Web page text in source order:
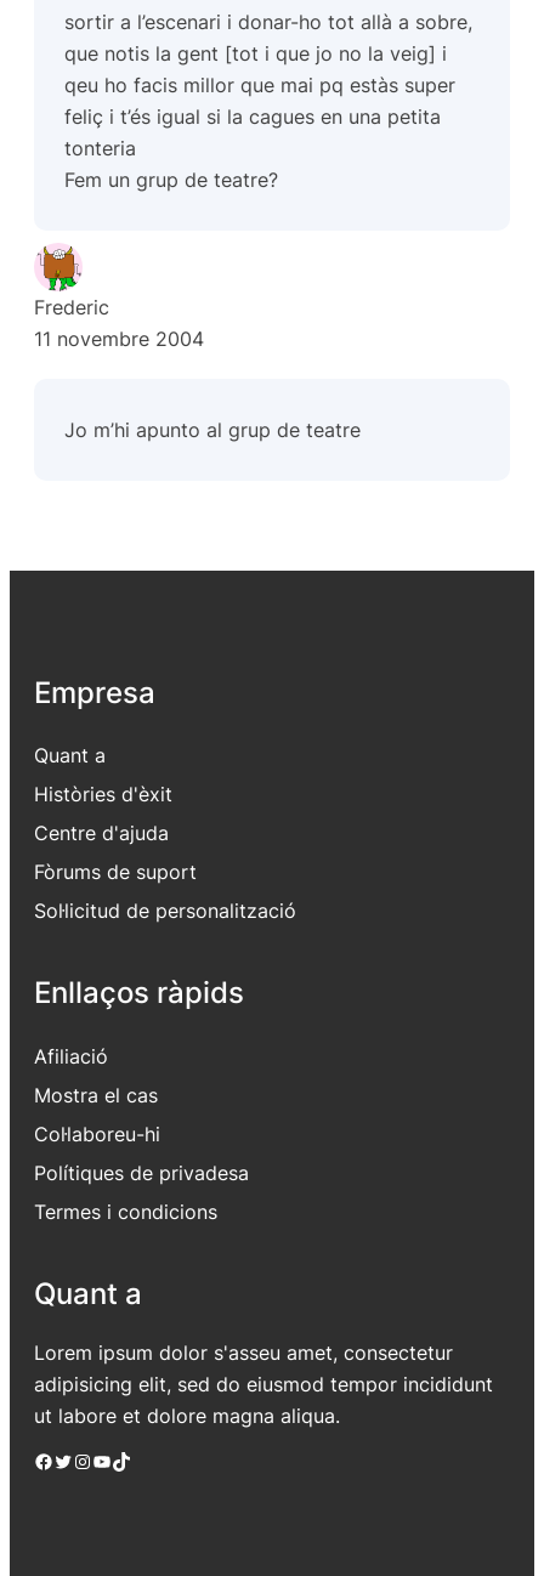
sortir a l’escenari i donar-ho tot allà a sobre,
que notis la gent [tot i que jo no la veig] i
qeu ho facis millor que mai pq estàs super
feliç i t’és igual si la cagues en una petita
tonteria
Fem un grup de teatre?
Frederic
11 novembre 2004
Jo m’hi apunto al grup de teatre
Empresa
Quant a
Històries d'èxit
Centre d'ajuda
Fòrums de suport
Sol·licitud de personalització
Enllaços ràpids
Afiliació
Mostra el cas
Col·laboreu-hi
Polítiques de privadesa
Termes i condicions
Quant a
Lorem ipsum dolor s'asseu amet, consectetur
adipisicing elit, sed do eiusmod tempor incididunt
ut labore et dolore magna aliqua.
Facebook Twitter Instagram YouTube TikTok